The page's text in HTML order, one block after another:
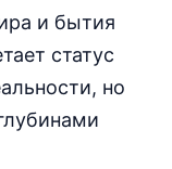
и бытия
статус
но